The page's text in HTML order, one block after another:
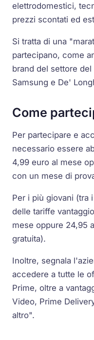
elettrodomestici,
prezzi scontati ed
Si tratta di una
partecipano, come
brand del settore
Samsung e De'
Come
Per partecipare e
necessario essere
4,99 euro al mese
con un mese di
Per i più giovani (tra
delle tariffe
mese oppure 24,95
gratuita).
Inoltre, segnala
accedere a tutte le
Prime, oltre a
Video, Prime
altro".